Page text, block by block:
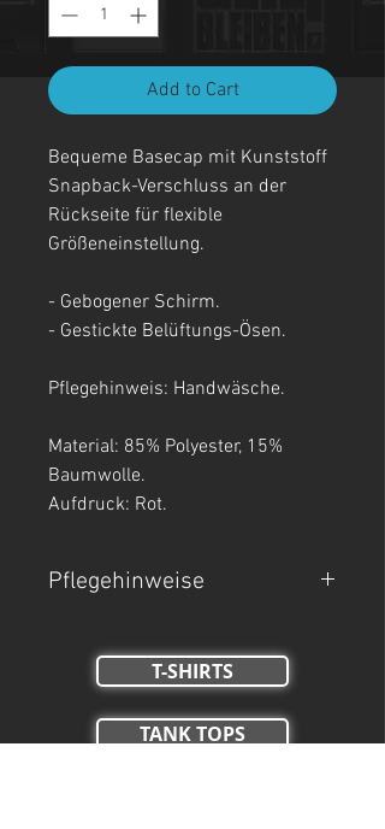
Add to Cart
Bequeme Basecap mit Kunststoff
Snapback-Verschluss an der
Rückseite für flexible
Größeneinstellung.
- Gebogener Schirm.
- Gestickte Belüftungs-Ösen.
Pflegehinweis: Handwäsche.
Material: 85% Polyester, 15%
Baumwolle.
Aufdruck: Rot.
Pflegehinweise
- Nicht Trockner geeignet, nicht
bleichen, nicht bügeln.
T-SHIRTS
TANK TOPS